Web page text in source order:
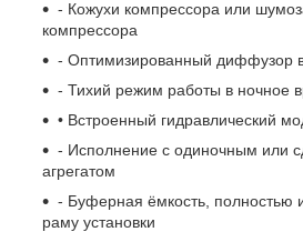
- Кожухи компрессора или
компрессора
- Оптимизированный диффузор
- Тихий режим работы в ночное
• Встроенный гидравлический
- Исполнение с одиночным или
агрегатом
- Буферная ёмкость, полностью
раму установки